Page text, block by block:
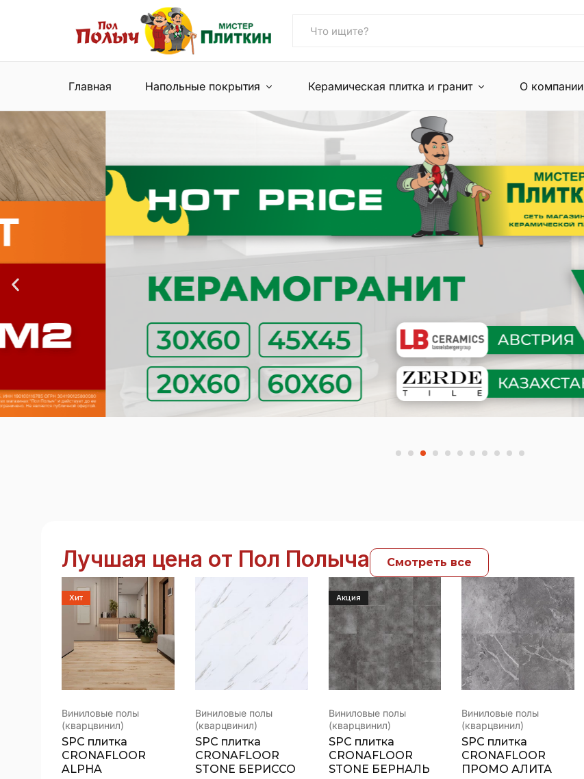
Пол
Полыч
Плиткин
Сеть
магазинов
и
керамической
Главная Напольные покрытия Керамическая плитка и гранит О компании
Лучшая цена от Пол Полыча Смотреть все
Хит
Виниловые полы
(кварцвинил)
SPC плитка
CRONAFLOOR
ALPHA
Виниловые полы
(кварцвинил)
SPC плитка
CRONAFLOOR
STONE БЕРИССО
Акция
Виниловые полы
(кварцвинил)
SPC плитка
CRONAFLOOR
STONE БЕРНАЛЬ
Виниловые полы
(кварцвинил)
SPC плитка
CRONAFLOOR
ПРОМО АЛИТА